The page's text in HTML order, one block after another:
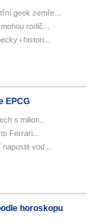
geek zemře...
rodič...
i histori...
EPCG
s milion...
Ferrari...
vod...
horoskopu